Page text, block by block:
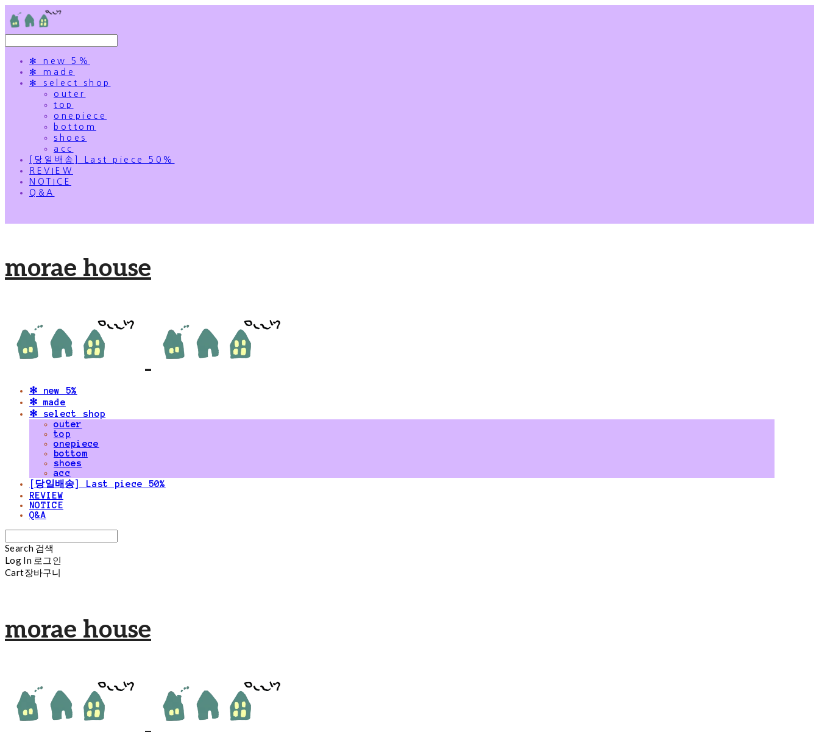
✻ new 5%
✻ made
✻ select shop
outer
top
onepiece
bottom
shoes
acc
[당일배송] Last piece 50%
REVIEW
NOTICE
Q&A
morae house
✻ new 5%
✻ made
✻ select shop
outer
top
onepiece
bottom
shoes
acc
[당일배송] Last piece 50%
REVIEW
NOTICE
Q&A
Search 검색
Log In 로그인
Cart장바구니
morae house